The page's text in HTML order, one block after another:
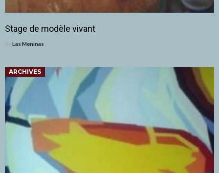
Stage de modèle vivant
By Las Meninas
ARCHIVES